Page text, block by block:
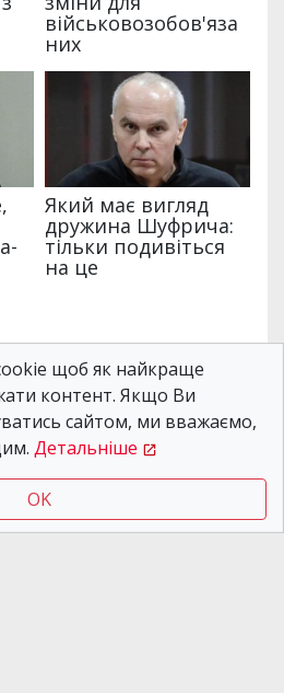
света в Днепре
Днепр ,Ремонт,
света ЦЭК в Днепре
щоб як найкраще
контент. Якщо Ви
сайтом, ми вважаємо,
Детальніше
OK